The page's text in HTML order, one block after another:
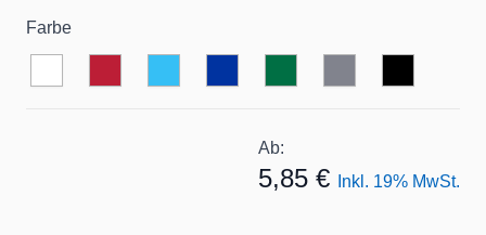
Farbe
Ab:
5,85 € Inkl. 19% MwSt.